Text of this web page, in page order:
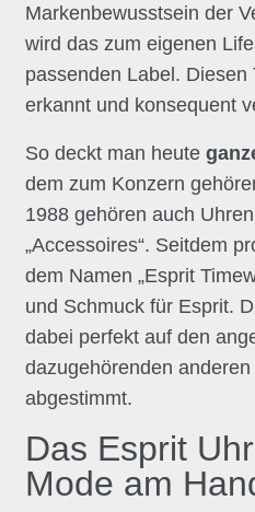
Markenbewusstsein der
wird das zum eigenen
passenden Label.
erkannt und konsequent
So deckt man heute
dem zum Konzern
1988 gehören auch
„Accessoires“. Seitdem
dem Namen „Esprit
und Schmuck für Esprit.
dabei perfekt auf den
dazugehörenden
abgestimmt.
Das Esprit
Mode am